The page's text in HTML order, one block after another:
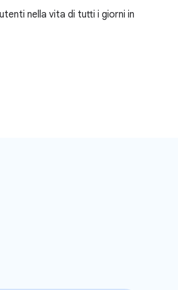
nella vita di tutti i giorni in